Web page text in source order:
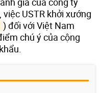
USTR khởi xướng
) đối với Việt Nam
chú ý của cộng